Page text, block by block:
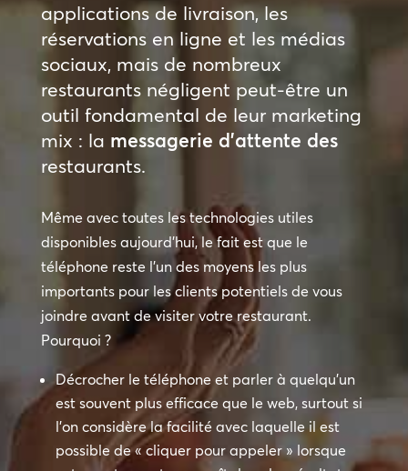
applications de livraison, les
réservations en ligne et les médias
sociaux, mais de nombreux
restaurants négligent peut-être un
outil fondamental de leur marketing
mix : la messagerie d’attente des
restaurants.
Même avec toutes les technologies utiles
disponibles aujourd’hui, le fait est que le
téléphone reste l’un des moyens les plus
importants pour les clients potentiels de vous
joindre avant de visiter votre restaurant.
Pourquoi ?
Décrocher le téléphone et parler à quelqu’un
est souvent plus efficace que le web, surtout si
l’on considère la facilité avec laquelle il est
possible de « cliquer pour appeler » lorsque